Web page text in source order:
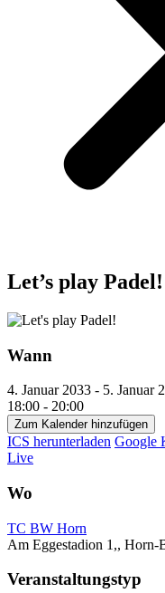
Let’s play Padel!
Wann
4. Januar 2033 - 5. Januar
18:00 - 20:00
Zum Kalender hinzufügen
ICS herunterladen Google
Live
Wo
TC BW Horn
Am Eggestadion 1,,
Veranstaltungstyp